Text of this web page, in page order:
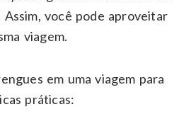
Assim, você pode aproveitar
viagem.
em uma viagem para
práticas: